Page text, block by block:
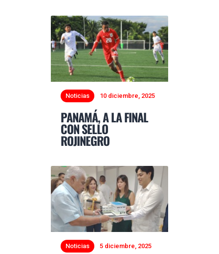
Noticias 10 diciembre, 2025
PANAMÁ, A LA FINAL
CON SELLO
ROJINEGRO
Noticias 5 diciembre, 2025